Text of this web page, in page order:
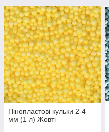
Пінопластові кульки 2-4
мм (1 л) Жовті